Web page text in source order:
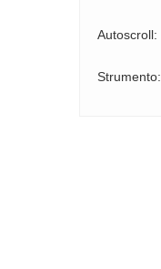
Autoscroll:
Strumento: